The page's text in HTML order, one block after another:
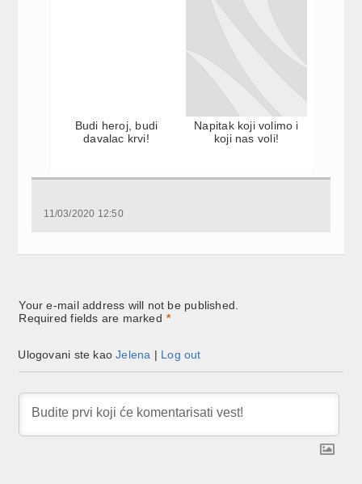
Budi heroj, budi
davalac krvi!
Napitak koji volimo i
koji nas voli!
11/03/2020 12:50
Your e-mail address will not be published.
Required fields are marked *
Ulogovani ste kaoJelena | Log out